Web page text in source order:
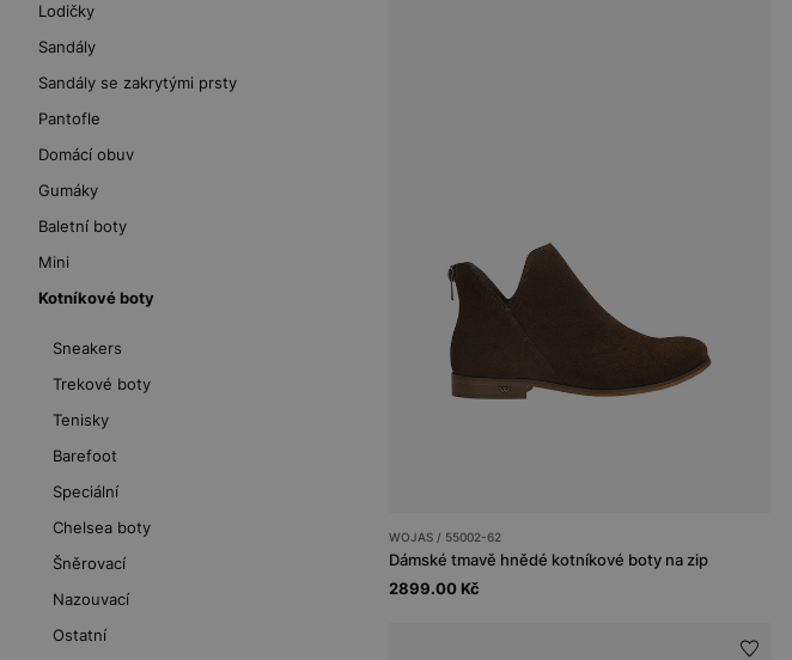
Lodičky
Sandály
Sandály se zakrytými prsty
Pantofle
Domácí obuv
Gumáky
Baletní boty
Mini
Kotníkové boty
Sneakers
Trekové boty
Tenisky
Barefoot
Speciální
Chelsea boty
Šněrovací
Nazouvací
Ostatní
WOJAS / 55002-62
Dámské tmavě hnědé kotníkové boty na zip
2899.00 Kč